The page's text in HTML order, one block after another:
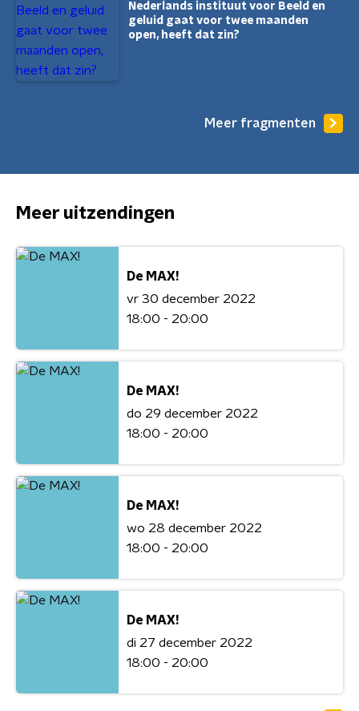
Nederlands instituut voor Beeld en
geluid gaat voor twee maanden
open, heeft dat zin?
Meer fragmenten
Meer uitzendingen
De MAX!
vr 30 december 2022
18:00 - 20:00
De MAX!
do 29 december 2022
18:00 - 20:00
De MAX!
wo 28 december 2022
18:00 - 20:00
De MAX!
di 27 december 2022
18:00 - 20:00